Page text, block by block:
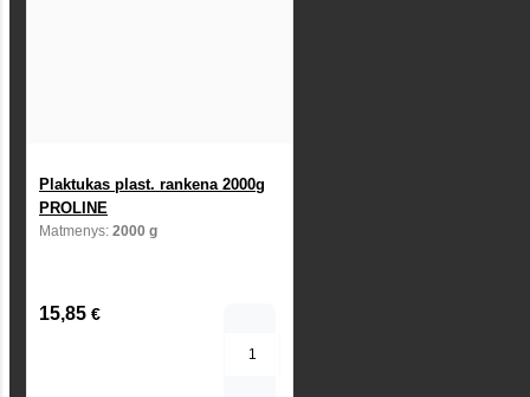
Plaktukas plast. rankena 2000g
PROLINE
Matmenys: 2000 g
15,85 €